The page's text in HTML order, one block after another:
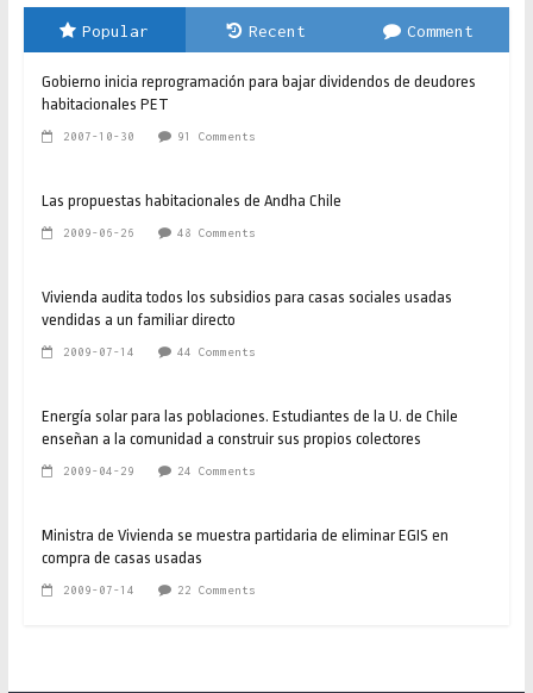
Popular Recent Comment
Gobierno inicia reprogramación para bajar dividendos de deudores
habitacionales PET
2007-10-30 91 Comments
Las propuestas habitacionales de Andha Chile
2009-06-26 48 Comments
Vivienda audita todos los subsidios para casas sociales usadas
vendidas a un familiar directo
2009-07-14 44 Comments
Energía solar para las poblaciones. Estudiantes de la U. de Chile
enseñan a la comunidad a construir sus propios colectores
2009-04-29 24 Comments
Ministra de Vivienda se muestra partidaria de eliminar EGIS en
compra de casas usadas
2009-07-14 22 Comments